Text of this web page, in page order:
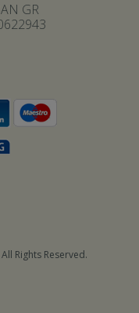
GR
Rights Reserved.